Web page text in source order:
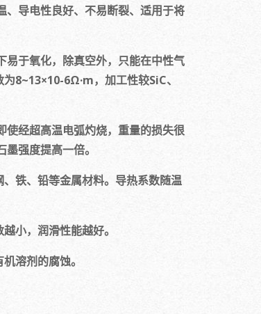
导电性良好、不易断裂、适用于将
于氧化，除真空外，只能在中性气
8~13×10-6Ω·m，加工性较SiC、
经超高温电弧灼烧，重量的损失很
强度提高一倍。
铁、铅等金属材料。导热系数随温
小，润滑性能越好。
溶剂的腐蚀。